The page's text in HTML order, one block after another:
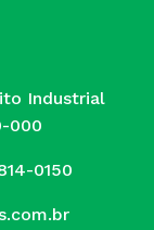
Industrial
000
0150